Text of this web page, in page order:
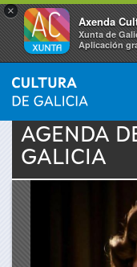
×
Axenda
Xunta de
Aplicación
Se
encuentra
INICIO ›
AGENDA
GALICIA